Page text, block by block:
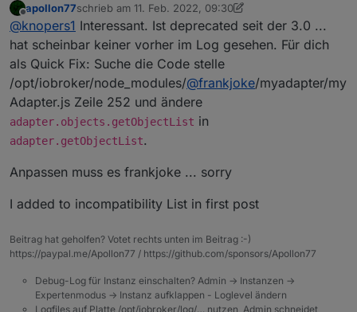
der js.controller über die Version 3.3.22 legt leider
den KM.200 Adapter flach.
Nach Update werden keine Datenpunkte aktualisiert,
obwohl der Adapter verbunden ist.
Die letze funktionierende Version des js.controllers
brachte bereits eine Warnmeldung:
Zurück auf die V3.3.22, und der KM.200 läuft erneut.
Ein Issues ist bereits geöffnet:
https://github.com/frankjoke/ioBroker.km200/issues/
69
2022-02-09 05:25:11.374 - info:
wenigstens weiter. Kannst Du Apollon77 da etwas
Gruß Lukas
Offline
apollon77schrieb am 11. Feb. 2022, 09:30
zuletzt editiert von apollon772. Nov. 2022, 10:36
@knopers1 Interessant. Ist deprecated seit der 3.0 ...
hat scheinbar keiner vorher im Log gesehen. Für dich
als Quick Fix: Suche die Code stelle
/opt/iobroker/node_modules/@frankjoke/myadapter/my
Adapter.js Zeile 252 und ändere
adapter.objects.getObjectList in
adapter.getObjectList.
Anpassen muss es frankjoke ... sorry
I added to incompatibility List in first post
Beitrag hat geholfen? Votet rechts unten im Beitrag :-)
https://paypal.me/Apollon77 / https://github.com/sponsors/Apollon77
Debug-Log für Instanz einschalten? Admin -> Instanzen ->
Expertenmodus -> Instanz aufklappen - Loglevel ändern
Logfiles auf Platte /opt/iobroker/log/… nutzen, Admin schneidet